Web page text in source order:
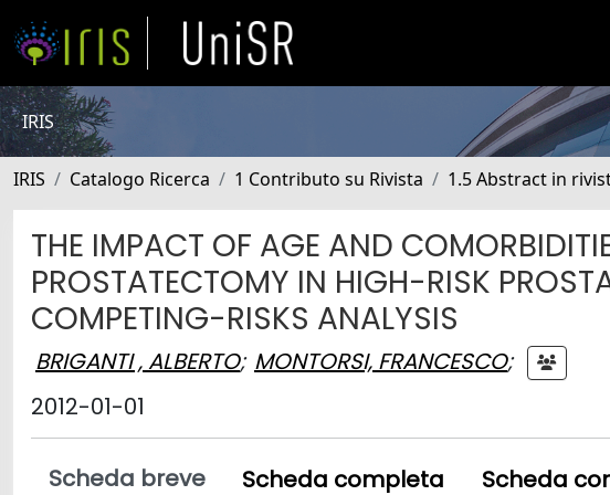
IRIS
IRIS Catalogo Ricerca 1 Contributo su Rivista 1.5 Abstract in
THE IMPACT OF AGE AND
PROSTATECTOMY IN HIGH-RISK
COMPETING-RISKS ANALYSIS
BRIGANTI , ALBERTO; MONTORSI, FRANCESCO;
2012-01-01
Scheda breve Scheda completa Scheda